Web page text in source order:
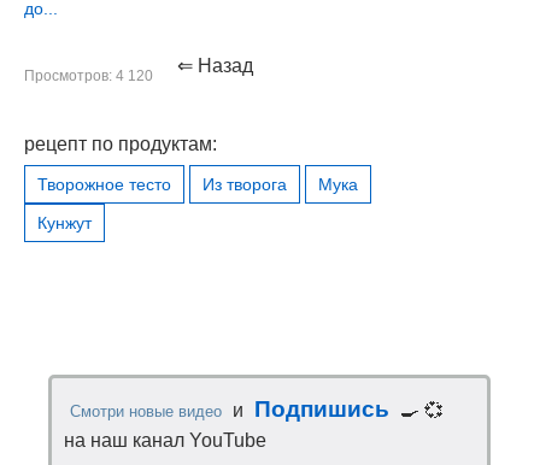
до...
Просмотров: 4 120 ⇐ Назад
рецепт по продуктам:
Творожное тесто Из творога
Мука
Кунжут
Смотри новые видео и Подпишись
🍳 💞
на наш канал YouTube